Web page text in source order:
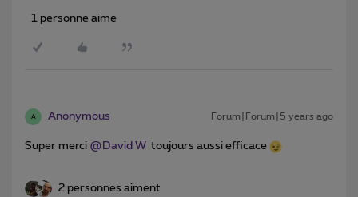
1 personne aime
A Anonymous Forum|Forum|5 years ago
Super merci @David W toujours aussi efficace
2 personnes aiment